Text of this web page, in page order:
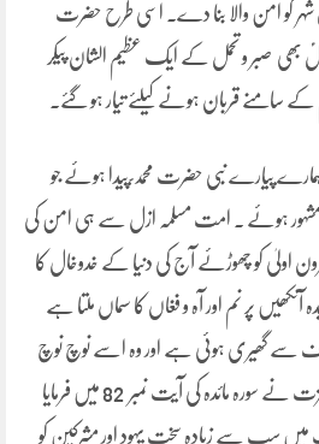
کو امن والا بنا دے۔ اسی طرح حضرت
بھی صبر و تحمل کے ایک عظیم الشان پیکر
سامنے قربان ہونے کیلئے تیار ہو گئے۔
پیارے نبی حضرت محمد ؐ پیدا ہوئے جو
ہوئے ۔ امت مسلمہ ازل سے ہی امن کی
اولیٰ کو چھوڑئے آج کی دنیا کے خدوخال کا
آنکھیں پر نم اور آہ و فغاں کا سماں ملتا ہے
سے گھیری ہوئی ہے اور وہ اسے نوچ نوچ
کے کھا رہے ہیں۔اللہ رب العزت نے سورہ مائدہ کی آیت نمبر 82 میں فرمایا
میں سب سے زیادہ سخت یہود اور مشرکین کو